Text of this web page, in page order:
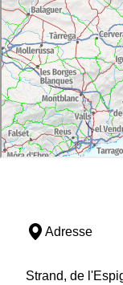
Adresse
Strand, de